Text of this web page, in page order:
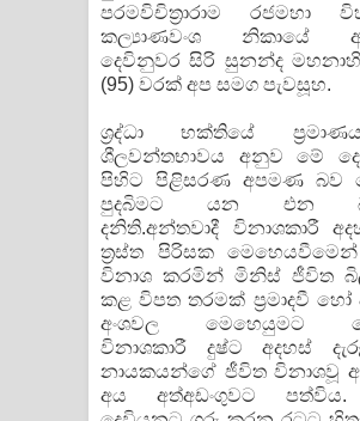
පරමවිචිත්‍රාරාම රජමහා
කල්‍යාණවංශ නිකායේ
දෙවිනුවර සිරි සුනන්ද
(95) වරක් අප සමග පැවසූහ.
ශ්‍රද්ධා භක්තියේ
ශීලවන්තභාවය අනුව මේ
පිහිට පිළිසරණ අපමණ බව
පුදබිමට යන එන
දනිති.අන්තවාදී විනාශකාරී
ත්‍රස්ත පිරිසක
විනාශ කරමින් මිනිස් ජීවිත
කළ විපත තරමක් ප්‍රමාදවී
අංශවල මෙහෙයුමට
විනාශකාරී දුෂ්ට අදහස්
නායකයන්ගේ ජීවිත විනාශවූ
අය අත්අඩංගුවට පත්විය.